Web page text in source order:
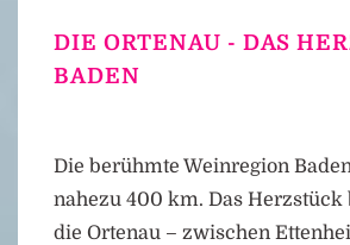
DIE ORTENAU - DAS HERZ VON
BADEN
Die berühmte Weinregion
nahezu 400 km. Das Herzstück
die Ortenau – zwischen